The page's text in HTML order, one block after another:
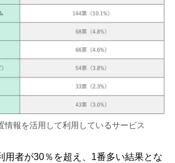
情報を活用して利用しているサービス
用者が30％を超え、1番多い結果とな